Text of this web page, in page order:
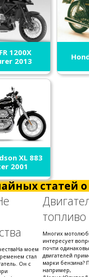
1200X
2013
XL 883
2001
статей
моем
стал
Он с
топливо
Многих
интересует
почти
двигателей
марки бензина?
например,